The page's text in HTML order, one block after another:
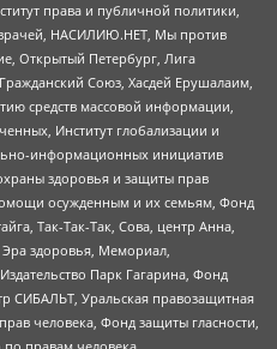
права и публичной политики,
НАСИЛИЮ.НЕТ, Мы против
Открытый Петербург, Лига
Союз, Хасдей Ерушалаим,
средств массовой информации,
Институт глобализации и
информационных инициатив
здоровья и защиты прав
осужденным и их семьям, Фонд
Так-Так-Так, Сова, центр Анна,
здоровья, Мемориал,
Парк Гагарина, Фонд
СИБАЛЬТ, Уральская правозащитная
человека, Фонд защиты гласности,